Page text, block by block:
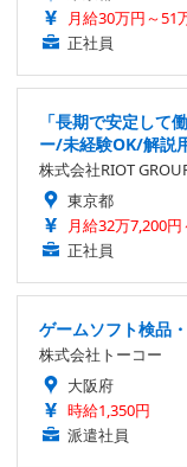
月給30万円～51
正社員
「長期で安定して
ー/未経験OK/解説
株式会社RIOT
東京都
月給32万7,200
正社員
ゲームソフト検品
株式会社トーコー
大阪府
時給1,350円
派遣社員